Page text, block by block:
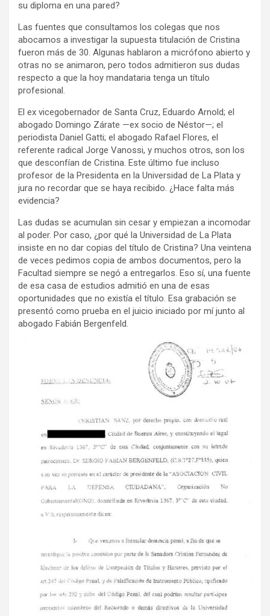
su diploma en una pared?
Las fuentes que consultamos los colegas que nos
abocamos a investigar la supuesta titulación de Cristina
fueron más de 30. Algunas hablaron a micrófono abierto y
otras no se animaron, pero todos admitieron sus dudas
respecto a que la hoy mandataria tenga un título
profesional.
El ex vicegobernador de Santa Cruz, Eduardo Arnold; el
abogado Domingo Zárate —ex socio de Néstor—; el
periodista Daniel Gatti; el abogado Rafael Flores, el
referente radical Jorge Vanossi, y muchos otros, son los
que desconfían de Cristina. Este último fue incluso
profesor de la Presidenta en la Universidad de La Plata y
jura no recordar que se haya recibido. ¿Hace falta más
evidencia?
Las dudas se acumulan sin cesar y empiezan a incomodar
al poder. Por caso, ¿por qué la Universidad de La Plata
insiste en no dar copias del título de Cristina? Una veintena
de veces pedimos copia de ambos documentos, pero la
Facultad siempre se negó a entregarlos. Eso sí, una fuente
de esa casa de estudios admitió en una de esas
oportunidades que no existía el título. Esa grabación se
presentó como prueba en el juicio iniciado por mí junto al
abogado Fabián Bergenfeld.